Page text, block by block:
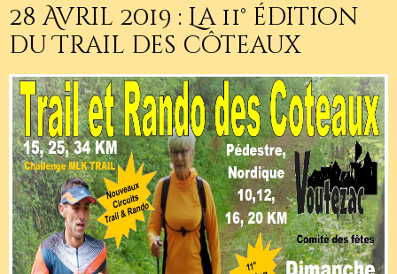
28 Avril 2019 : La 11° édition
du Trail des côteaux